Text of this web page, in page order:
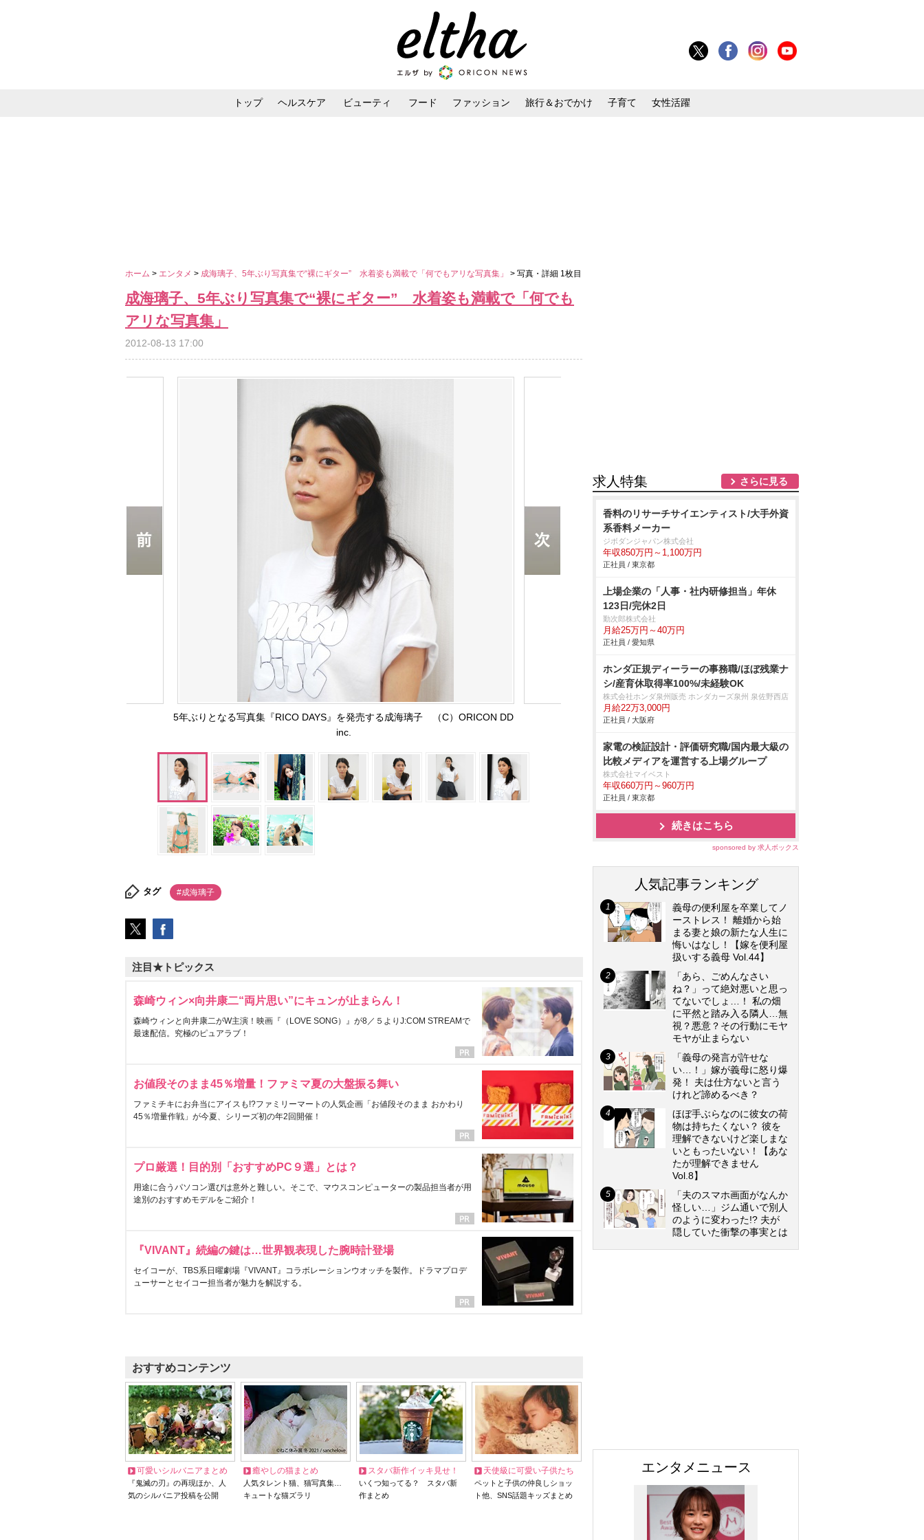
トップ ヘルスケア ビューティ フード ファッション 旅行＆おでかけ 子育て 女性活躍
ホーム > エンタメ > 成海璃子、5年ぶり写真集で“裸にギター” 水着姿も満載で「何でもアリな写真集」 > 写真・詳細 1枚目
成海璃子、5年ぶり写真集で“裸にギター” 水着姿も満載で「何でも
アリな写真集」
2012-08-13 17:00
5年ぶりとなる写真集『RICO DAYS』を発売する成海璃子 （C）ORICON DD
inc.
タグ #成海璃子
注目★トピックス
森崎ウィン×向井康二“両片思い”にキュンが止まらん！
森崎ウィンと向井康二がW主演！映画『（LOVE SONG）』が8／５よりJ:COM STREAMで
最速配信。究極のピュアラブ！
お値段そのまま45％増量！ファミマ夏の大盤振る舞い
ファミチキにお弁当にアイスも!?ファミリーマートの人気企画「お値段そのまま おかわり
45％増量作戦」が今夏、シリーズ初の年2回開催！
プロ厳選！目的別「おすすめPC９選」とは？
用途に合うパソコン選びは意外と難しい。そこで、マウスコンピューターの製品担当者が用
途別のおすすめモデルをご紹介！
『VIVANT』続編の鍵は…世界観表現した腕時計登場
セイコーが、TBS系日曜劇場『VIVANT』コラボレーションウオッチを製作。ドラマプロデ
ューサーとセイコー担当者が魅力を解説する。
おすすめコンテンツ
可愛いシルバニアまとめ
『鬼滅の刃』の再現ほか、人
気のシルバニア投稿を公開
癒やしの猫まとめ
人気タレント猫、猫写真集…
キュートな猫ズラリ
スタバ新作イッキ見せ！
いくつ知ってる？ スタバ新
作まとめ
天使級に可愛い子供たち
ペットと子供の仲良しショッ
ト他、SNS話題キッズまとめ
求人特集 さらに見る
香料のリサーチサイエンティスト/大手外資
系香料メーカー
ジボダンジャパン株式会社
年収850万円～1,100万円
正社員 / 東京都
上場企業の「人事・社内研修担当」年休
123日/完休2日
勤次郎株式会社
月給25万円～40万円
正社員 / 愛知県
ホンダ正規ディーラーの事務職/ほぼ残業ナ
シ/産育休取得率100%/未経験OK
株式会社ホンダ泉州販売 ホンダカーズ泉州 泉佐野西店
月給22万3,000円
正社員 / 大阪府
家電の検証設計・評価研究職/国内最大級の
比較メディアを運営する上場グループ
株式会社マイベスト
年収660万円～960万円
正社員 / 東京都
続きはこちら
sponsored by 求人ボックス
人気記事ランキング
義母の便利屋を卒業してノ
ーストレス！ 離婚から始
まる妻と娘の新たな人生に
悔いはなし！【嫁を便利屋
扱いする義母 Vol.44】
「あら、ごめんなさい
ね？」って絶対悪いと思っ
てないでしょ…！ 私の畑
に平然と踏み入る隣人…無
視？悪意？その行動にモヤ
モヤが止まらない
「義母の発言が許せな
い…！」嫁が義母に怒り爆
発！ 夫は仕方ないと言う
けれど諦めるべき？
ほぼ手ぶらなのに彼女の荷
物は持ちたくない？ 彼を
理解できないけど楽しまな
いともったいない！【あな
たが理解できません
Vol.8】
「夫のスマホ画面がなんか
怪しい…」ジム通いで別人
のように変わった!? 夫が
隠していた衝撃の事実とは
エンタメニュース